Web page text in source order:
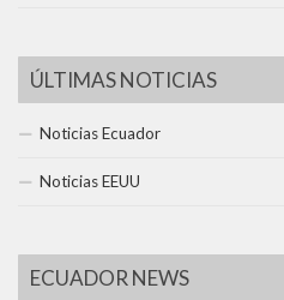
ÚLTIMAS NOTICIAS
Noticias Ecuador
Noticias EEUU
ECUADOR NEWS